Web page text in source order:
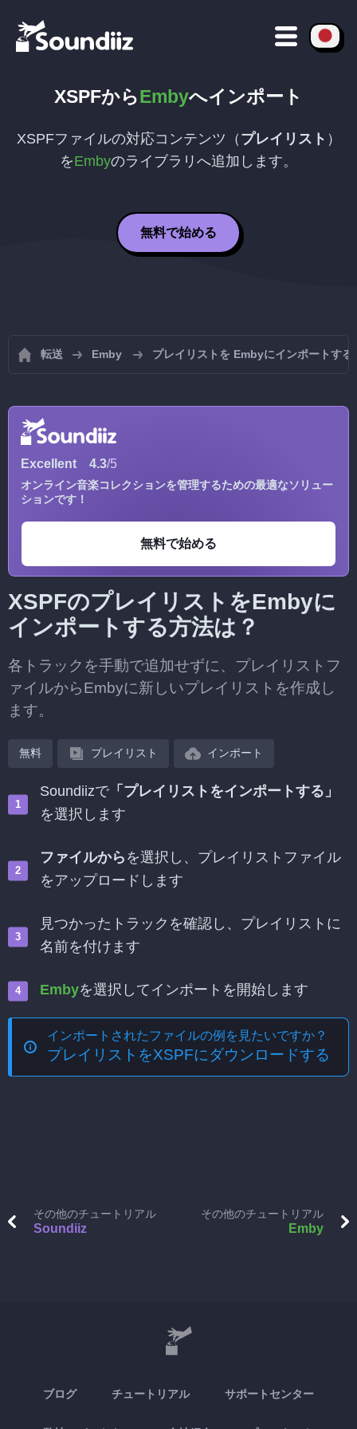
XSPFからEmbyへインポート
XSPFファイルの対応コンテンツ（ プレイリスト ）
をEmbyのライブラリへ追加します。
無料で始める
転送 Emby プレイリストを Embyにインポートする
Excellent 4.3/5
オンライン音楽コレクションを管理するための最適なソリュー
ションです！
無料で始める
XSPFのプレイリストをEmbyに
インポートする方法は？
各トラックを手動で追加せずに、プレイリストフ
ァイルからEmbyに新しいプレイリストを作成し
ます。
無料 プレイリスト インポート
Soundiizで「プレイリストをインポートする」
を選択します
ファイルから を選択し、プレイリストファイル
をアップロードします
見つかったトラックを確認し、プレイリストに
名前を付けます
Embyを選択してインポートを開始します
インポートされたファイルの例を見たいですか？
プレイリストをXSPFにダウンロードする
その他のチュートリアル
Soundiiz
その他のチュートリアル
Emby
ブログ チュートリアル サポートセンター